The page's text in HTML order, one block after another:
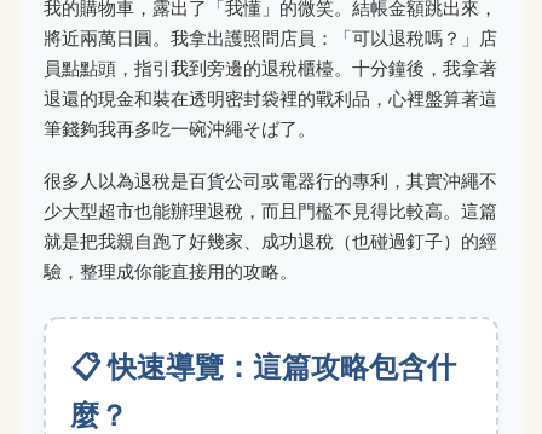
我的購物車，露出了「我懂」的微笑。結帳金額跳出來，
將近兩萬日圓。我拿出護照問店員：「可以退稅嗎？」店
員點點頭，指引我到旁邊的退稅櫃檯。十分鐘後，我拿著
退還的現金和裝在透明密封袋裡的戰利品，心裡盤算著這
筆錢夠我再多吃一碗沖繩そば了。
很多人以為退稅是百貨公司或電器行的專利，其實沖繩不
少大型超市也能辦理退稅，而且門檻不見得比較高。這篇
就是把我親自跑了好幾家、成功退稅（也碰過釘子）的經
驗，整理成你能直接用的攻略。
📋 快速導覽：這篇攻略包含什
麼？